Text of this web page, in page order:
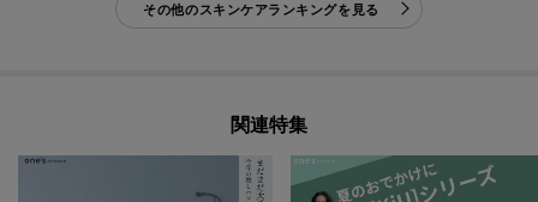
その他のスキンケアランキングを見る
関連特集